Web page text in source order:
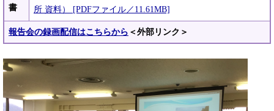
書
所 資料） [PDFファイル／11.61MB]
報告会の録画配信はこちらから ＜外部リンク＞